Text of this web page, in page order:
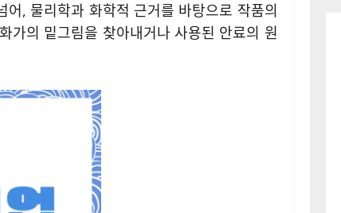
, 물리학과 화학적 근거를 바탕으로 작품의
가의 밑그림을 찾아내거나 사용된 안료의 원